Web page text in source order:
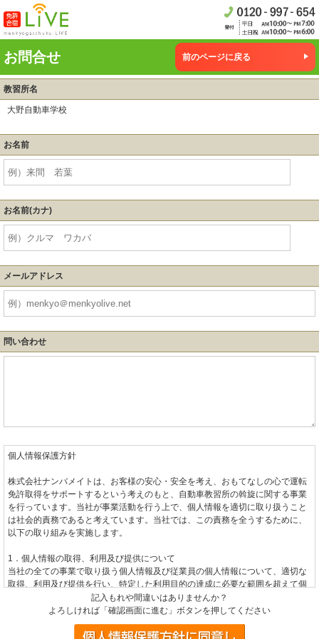
お問合せ 前のページに戻る
教習所名
大野自動車学校
お名前
お名前(カナ)
メールアドレス
問い合わせ
個人情報保護方針
株式会社ナンバメイトは、お客様の安心・安全を考え、おもてなしの心で運転
免許取得をサポートするという考えのもと、自動車教習所の斡旋に関する事業
を行っています。当社が事業活動を行う上で、個人情報を適切に取り扱うこと
は社会的責務であると考えています。当社では、この責務を全うするために、
以下の取り組みを実施します。
1．個人情報の取得、利用及び提供について
当社の全ての事業で取り扱う個人情報及び従業員の個人情報について、適切な
取得、利用及び提供を行い、特定した利用目的の達成に必要な範囲を超えて個
人情報を取り扱うことはありません。利用目的を超えて個人情報の取り扱いを
行う場合には、あらかじめご本人の同意を得ます。
2．個人情報に関する法令や指針、規範について
記入もれや間違いはありませんか？
よろしければ「確認画面に進む」ボタンを押してください